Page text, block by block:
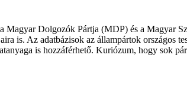
Magyar Dolgozók Pártja (MDP) és a Magyar
is. Az adatbázisok az állampártok
is hozzáférhető. Kuriózum, hogy sok